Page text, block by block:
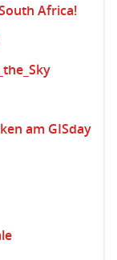
Africa!
am GISday